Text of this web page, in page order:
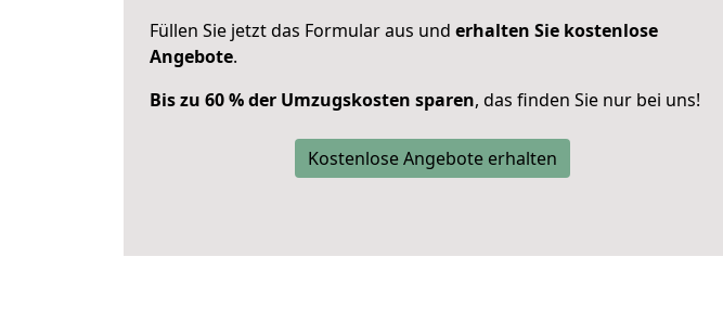
Füllen Sie jetzt das Formular aus und erhalten Sie kostenlose
Angebote.
Bis zu 60 % der Umzugskosten sparen, das finden Sie nur bei uns!
Kostenlose Angebote erhalten